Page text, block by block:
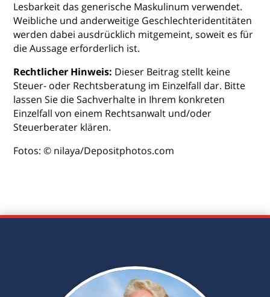
Lesbarkeit das generische Maskulinum verwendet.
Weibliche und anderweitige Geschlechteridentitäten
werden dabei ausdrücklich mitgemeint, soweit es für
die Aussage erforderlich ist.
Rechtlicher Hinweis: Dieser Beitrag stellt keine
Steuer- oder Rechtsberatung im Einzelfall dar. Bitte
lassen Sie die Sachverhalte in Ihrem konkreten
Einzelfall von einem Rechtsanwalt und/oder
Steuerberater klären.
Fotos: © nilaya/Depositphotos.com